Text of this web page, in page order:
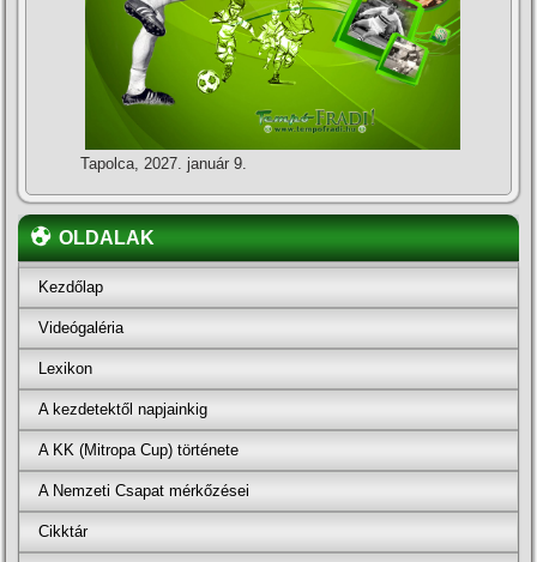
Tapolca, 2027. január 9.
OLDALAK
Kezdőlap
Videógaléria
Lexikon
A kezdetektől napjainkig
A KK (Mitropa Cup) története
A Nemzeti Csapat mérkőzései
Cikktár